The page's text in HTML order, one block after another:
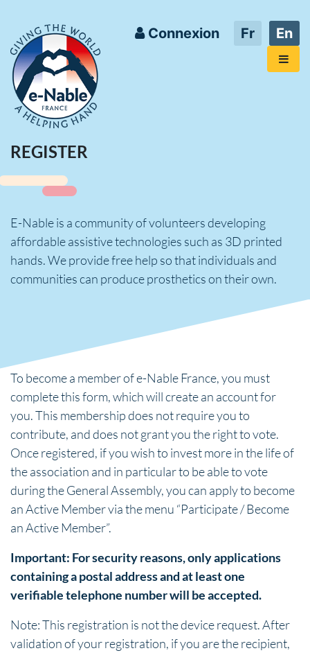
Connexion Fr En
REGISTER
E-Nable is a community of volunteers developing
affordable assistive technologies such as 3D printed
hands. We provide free help so that individuals and
communities can produce prosthetics on their own.
To become a member of e-Nable France, you must
complete this form, which will create an account for
you. This membership does not require you to
contribute, and does not grant you the right to vote.
Once registered, if you wish to invest more in the life of
the association and in particular to be able to vote
during the General Assembly, you can apply to become
an Active Member via the menu “Participate / Become
an Active Member”.
Important: For security reasons, only applications
containing a postal address and at least one
verifiable telephone number will be accepted.
Note: This registration is not the device request. After
validation of your registration, if you are the recipient,